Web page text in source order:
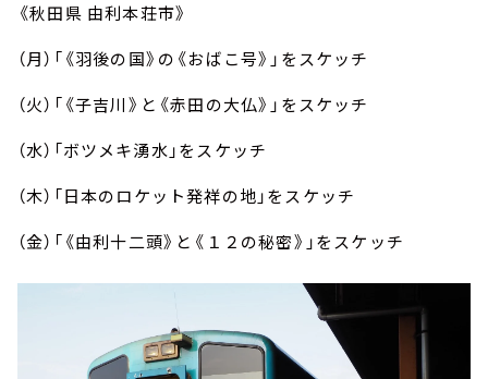
《秋田県 由利本荘市》
（月）「《羽後の国》の《おばこ号》」をスケッチ
（火）「《子吉川》と《赤田の大仏》」をスケッチ
（水）「ボツメキ湧水」をスケッチ
（木）「日本のロケット発祥の地」をスケッチ
（金）「《由利十二頭》と《１２の秘密》」をスケッチ